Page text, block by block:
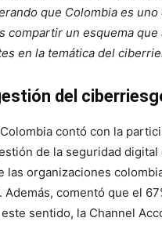
que Colombia es
compartir un esquema
en la temática del
del
contó con la
de la seguridad
organizaciones
comentó que el
sentido, la Channel